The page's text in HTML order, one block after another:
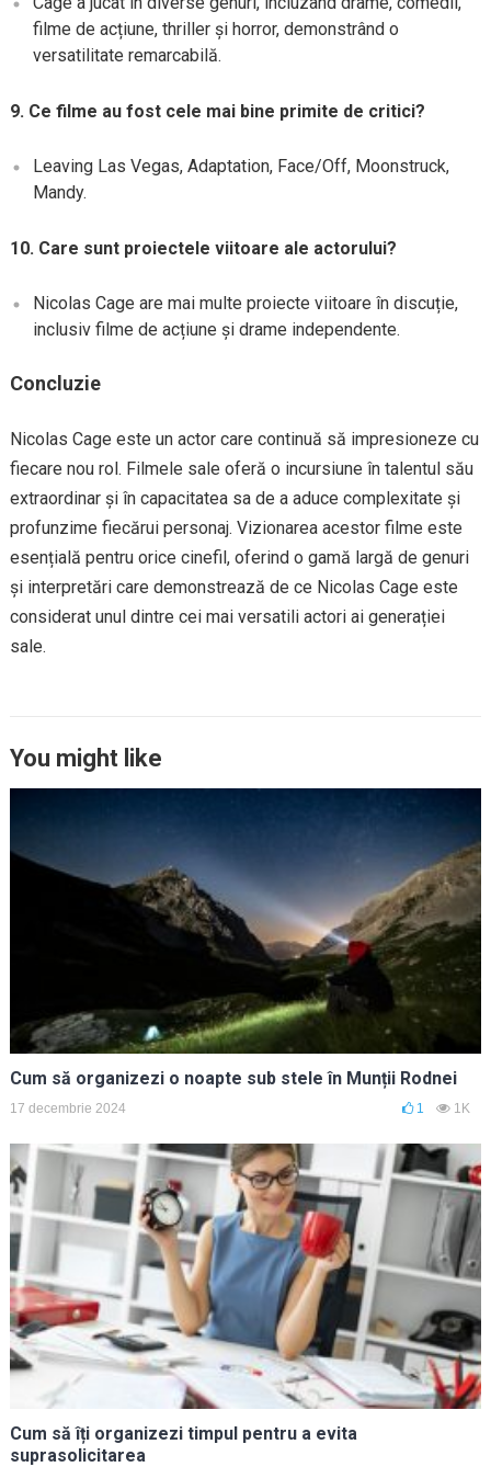
filme de acțiune, thriller și horror, demonstrând o
versatilitate remarcabilă.
9. Ce filme au fost cele mai bine primite de critici?
Leaving Las Vegas, Adaptation, Face/Off, Moonstruck,
Mandy.
10. Care sunt proiectele viitoare ale actorului?
Nicolas Cage are mai multe proiecte viitoare în discuție,
inclusiv filme de acțiune și drame independente.
Concluzie
Nicolas Cage este un actor care continuă să impresioneze cu
fiecare nou rol. Filmele sale oferă o incursiune în talentul său
extraordinar și în capacitatea sa de a aduce complexitate și
profunzime fiecărui personaj. Vizionarea acestor filme este
esențială pentru orice cinefil, oferind o gamă largă de genuri
și interpretări care demonstrează de ce Nicolas Cage este
considerat unul dintre cei mai versatili actori ai generației
sale.
You might like
Cum să organizezi o noapte sub stele în Munții Rodnei
17 decembrie 2024 1 1K
Cum să îți organizezi timpul pentru a evita
suprasolicitarea